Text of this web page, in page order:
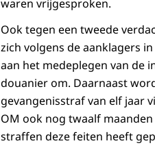
waren vrijgesproken.
Ook tegen een tweede
zich volgens de aanklagers
aan het medeplegen van de
douanier om. Daarnaast
gevangenisstraf van elf jaar
OM ook nog twaalf
straffen deze feiten heeft